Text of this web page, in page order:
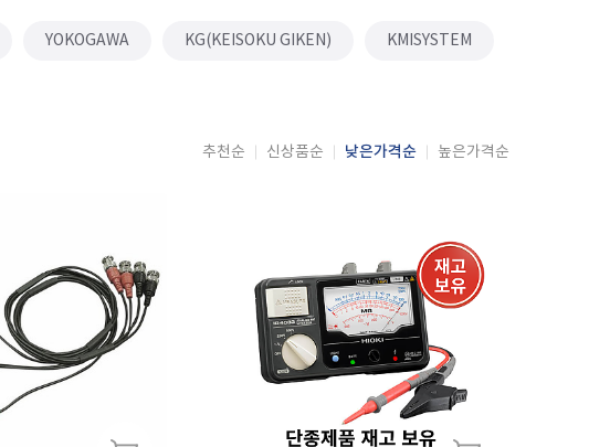
YOKOGAWA KG(KEISOKU GIKEN) KMISYSTEM
추천순 신상품순 낮은가격순 높은가격순